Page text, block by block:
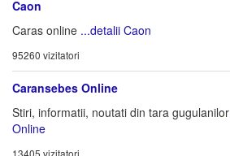
Caon
Caras online ...detalii Caon
95260 vizitatori
Caransebes Online
Stiri, informatii, noutati din tara gugulanilor
Online
13405 vizitatori